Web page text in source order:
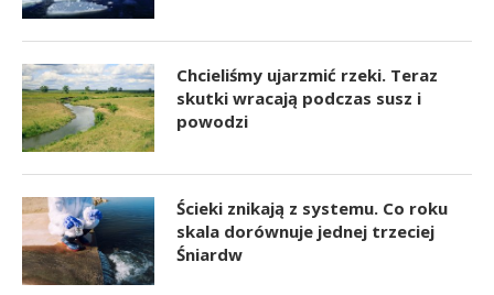
Chcieliśmy ujarzmić rzeki. Teraz
skutki wracają podczas susz i
powodzi
Ścieki znikają z systemu. Co roku
skala dorównuje jednej trzeciej
Śniardw